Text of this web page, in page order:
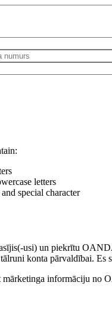
letters
special character
usi) un piekrītu
konta pārvaldībai.
mārketinga informāciju no